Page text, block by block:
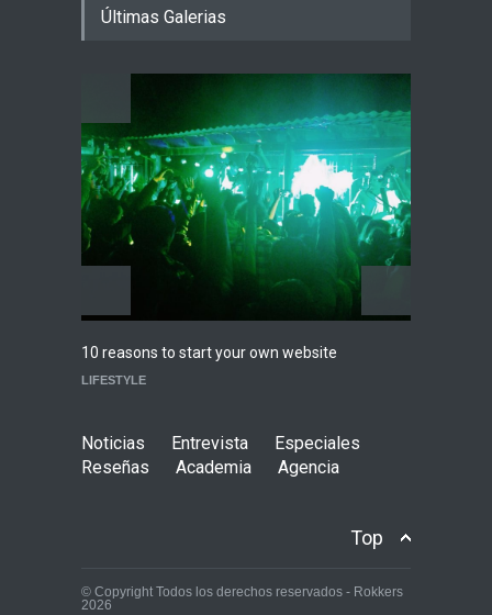
en el Auditorio BB de la
News,breaking news,
Playlist Dale Mixx 2026:
escucha las canciones que
sonarán en el festival
Agenda ,ARTICULO Conciertos
Últimas Galerias
10 reasons to start your own website
LIFESTYLE
Noticias Entrevista
Especiales
Reseñas
Academia Agencia
Top
© Copyright Todos los derechos reservados - Rokkers
2026